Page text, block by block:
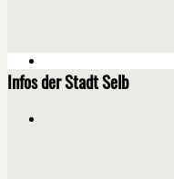
Infos der Stadt Selb